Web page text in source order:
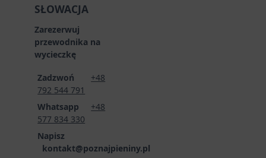
SŁOWACJA
Zarezerwuj
przewodnika na
wycieczkę
Zadzwoń +48
792 544 791
Whatsapp +48
577 834 330
Napisz
kontakt@poznajpieniny.pl